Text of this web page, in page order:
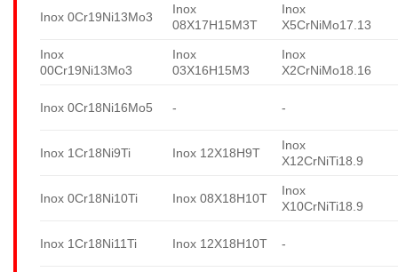
Inox 0Cr19Ni13Mo3
Inox
08X17H15M3T
Inox
X5CrNiMo17.13
Inox
00Cr19Ni13Mo3
Inox
03X16H15M3
Inox
X2CrNiMo18.16
Inox 0Cr18Ni16Mo5 - -
Inox 1Cr18Ni9Ti Inox 12X18H9T
Inox
X12CrNiTi18.9
Inox 0Cr18Ni10Ti Inox 08X18H10T
Inox
X10CrNiTi18.9
Inox 1Cr18Ni11Ti Inox 12X18H10T -